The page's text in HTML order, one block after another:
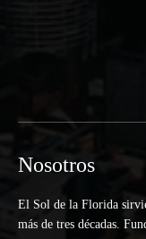
Nosotros
El Sol de la Florida
más de tres décadas.